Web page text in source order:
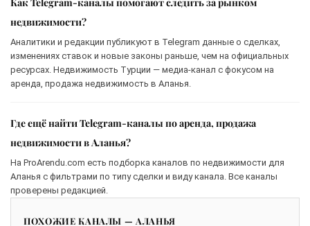
недвижимости?
Аналитики и редакции публикуют в Telegram данные о сделках,
изменениях ставок и новые законы раньше, чем на официальных
ресурсах. Недвижимость Турции — медиа-канал с фокусом на
аренда, продажа недвижимость в Аланья.
Где ещё найти Telegram-каналы по аренда, продажа
недвижимости в Аланья?
На ProArendu.com есть подборка каналов по недвижимости для
Аланья с фильтрами по типу сделки и виду канала. Все каналы
проверены редакцией.
ПОХОЖИЕ КАНАЛЫ — АЛАНЬЯ